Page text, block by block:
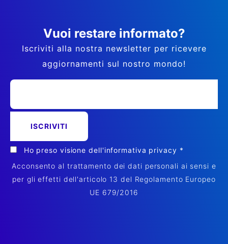
Vuoi restare informato?
Iscriviti alla nostra newsletter per ricevere
aggiornamenti sul nostro mondo!
Ho preso visione dell'informativa privacy *
Acconsento al trattamento dei dati personali ai sensi e
per gli effetti dell'articolo 13 del Regolamento Europeo
UE 679/2016